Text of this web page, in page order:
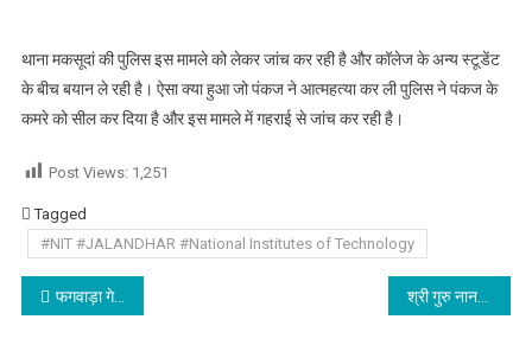
थाना मकसूदां की पुलिस इस मामले को लेकर जांच कर रही है और कॉलेज के अन्य स्टूडेंट
के बीच बयान ले रही है। ऐसा क्या हुआ जो पंकज ने आत्महत्या कर ली पुलिस ने पंकज के
कमरे को सील कर दिया है और इस मामले में गहराई से जांच कर रही है।
Post Views: 1,251
Tagged
#NIT #JALANDHAR #National Institutes of Technology
Post navigation
फगवाड़ा गेट में चोरो ने एक साथ तीन दुकानों को बनाया निशाना